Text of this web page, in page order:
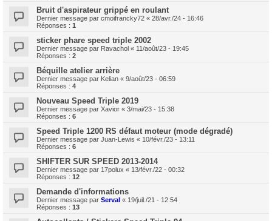
Bruit d'aspirateur grippé en roulant
Dernier message par cmoifrancky72 « 28/avr./24 - 16:46
Réponses : 1
sticker phare speed triple 2002
Dernier message par Ravachol « 11/août/23 - 19:45
Réponses : 2
Béquille atelier arrière
Dernier message par Kelian « 9/août/23 - 06:59
Réponses : 4
Nouveau Speed Triple 2019
Dernier message par Xavior « 3/mai/23 - 15:38
Réponses : 6
Speed Triple 1200 RS défaut moteur (mode dégradé)
Dernier message par Juan-Lewis « 10/févr./23 - 13:11
Réponses : 6
SHIFTER SUR SPEED 2013-2014
Dernier message par 17polux « 13/févr./22 - 00:32
Réponses : 12
Demande d'informations
Dernier message par Serval « 19/juil./21 - 12:54
Réponses : 13